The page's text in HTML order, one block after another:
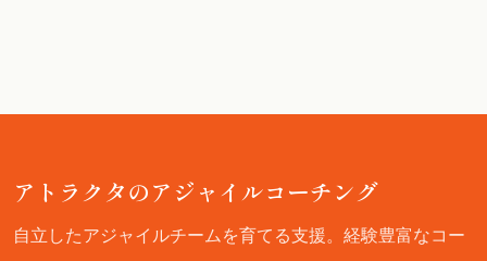
アトラクタのアジャイルコーチング
自立したアジャイルチームを育てる支援。経験豊富なコー